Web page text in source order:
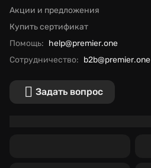
Акции и предложения
Купить сертификат
Помощь: help@premier.one
Сотрудничество: b2b@premier.one
Задать вопрос